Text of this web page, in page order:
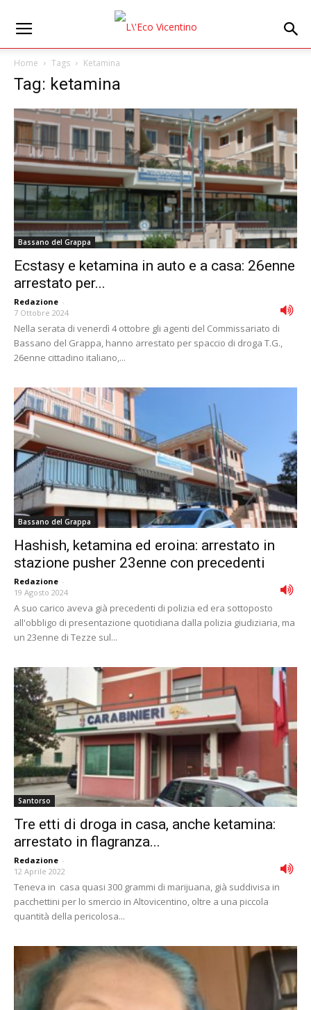
Home Tags Ketamina
Tag: ketamina
Bassano del Grappa
Ecstasy e ketamina in auto e a casa: 26enne
arrestato per...
Redazione -
7 Ottobre 2024
Nella serata di venerdì 4 ottobre gli agenti del Commissariato di
Bassano del Grappa, hanno arrestato per spaccio di droga T.G.,
26enne cittadino italiano,...
Bassano del Grappa
Hashish, ketamina ed eroina: arrestato in
stazione pusher 23enne con precedenti
Redazione -
19 Agosto 2024
A suo carico aveva già precedenti di polizia ed era sottoposto
all'obbligo di presentazione quotidiana dalla polizia giudiziaria, ma
un 23enne di Tezze sul...
Santorso
Tre etti di droga in casa, anche ketamina:
arrestato in flagranza...
Redazione -
12 Aprile 2022
Teneva in casa quasi 300 grammi di marijuana, già suddivisa in
pacchettini per lo smercio in Altovicentino, oltre a una piccola
quantità della pericolosa...